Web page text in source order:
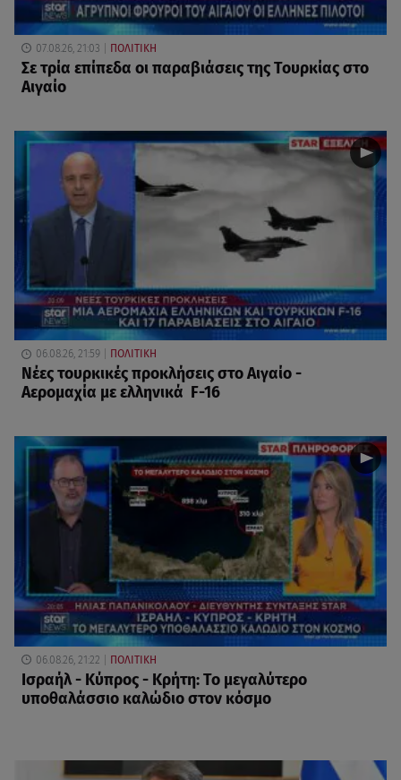
07.08.26, 21:03 ΠΟΛΙΤΙΚΗ
Σε τρία επίπεδα οι παραβιάσεις της Τουρκίας στο
Αιγαίο
06.08.26, 21:59 ΠΟΛΙΤΙΚΗ
Νέες τουρκικές προκλήσεις στο Αιγαίο -
Αερομαχία με ελληνικά F-16
06.08.26, 21:22 ΠΟΛΙΤΙΚΗ
Ισραήλ - Κύπρος - Κρήτη: Το μεγαλύτερο
υποθαλάσσιο καλώδιο στον κόσμο